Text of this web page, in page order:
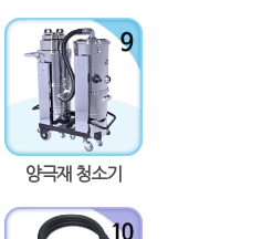
양극재 청소기